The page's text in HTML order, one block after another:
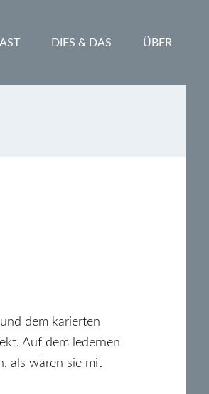
DIES & DAS ÜBER
dem karierten
Auf dem ledernen
als wären sie mit